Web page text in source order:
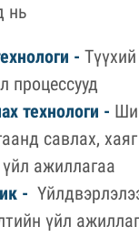
нь
-
процессууд
технологи -
савлах,
ажиллагаа
-
үйл